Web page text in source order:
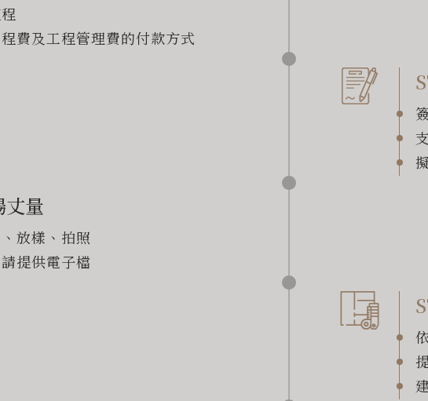
費及工程管理費的付款方式
丈量
放樣、拍照
提供電子檔